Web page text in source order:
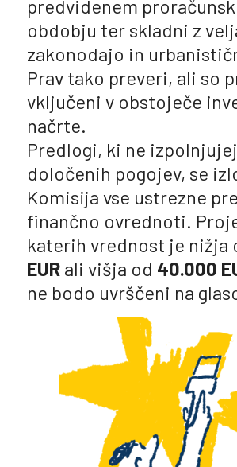
predvidenem
obdobju ter skladni z
zakonodajo in
Prav tako preveri, ali so
vključeni v obstoječe
načrte.
Predlogi, ki ne
določenih pogojev, se
Komisija vse ustrezne
finančno ovrednoti.
katerih vrednost je nižja
EUR ali višja od 40.000
ne bodo uvrščeni na